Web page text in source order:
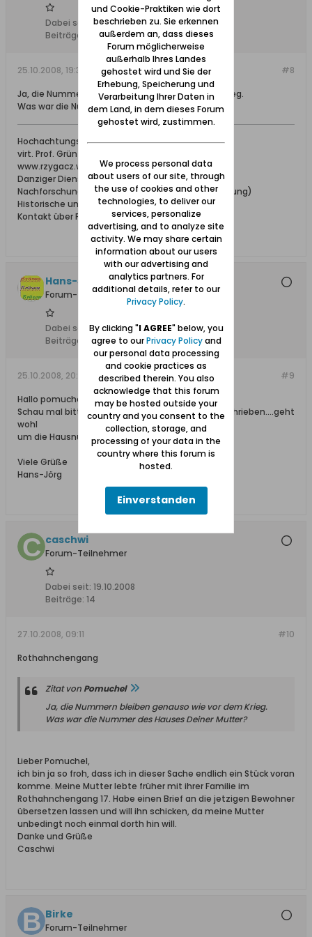
Dabei seit:
12.02.2008
Beiträge:
241
#8
25.10.2008, 19:35
Ja, die Nummern bleiben genauso wie vor dem Krieg.
Was war die Nummer des Hauses Deiner Mutter?
Hochachtungsvoll
virt. Prof. Grün
www.rzygacz.webd.pl/pomuchel/archiv.html -
Danziger Dienstleistungen jeglicher Art
Nachforschungen in Archiven (Danzig und Umgebung)
Historische und heutige Bilder von Danzig
Kontakt über PN
Hans-Joerg +, Ehrenmitglied
Forum-Teilnehmer
Dabei seit:10.02.2008
Beiträge:
5206
#9
25.10.2008, 20:07
Hallo pomuchel
Schau mal bitte unter Schidlitz...da hatte ich geschrieben....geht
wohl
um die Hausnummer 17
Viele Grüße
Hans-Jörg
caschwi
Forum-Teilnehmer
Dabei seit: 19.10.2008
Beiträge: 14
#10
27.10.2008, 09:11
Rothahnchengang
Zitat von Pomuchel
Ja, die Nummern bleiben genauso wie vor dem Krieg.
Was war die Nummer des Hauses Deiner Mutter?
Lieber Pomuchel,
ich bin ja so froh, dass ich in dieser Sache endlich ein Stück voran
komme. Meine Mutter lebte früher mit ihrer Familie im
Rothahnchengang 17. Habe einen Brief an die jetzigen Bewohner
übersetzen lassen und will ihn schicken, da meine Mutter
unbedingt noch einmal dorth hin will.
Danke und Grüße
Caschwi
Birke
Forum-Teilnehmer
und Cookie-Praktiken wie dort
beschrieben zu. Sie erkennen
außerdem an, dass dieses
Forum möglicherweise
außerhalb Ihres Landes
gehostet wird und Sie der
Erhebung, Speicherung und
Verarbeitung Ihrer Daten in
dem Land, in dem dieses Forum
gehostet wird, zustimmen.
We process personal data
about users of our site, through
the use of cookies and other
technologies, to deliver our
services, personalize
advertising, and to analyze site
activity. We may share certain
information about our users
with our advertising and
analytics partners. For
additional details, refer to our
Privacy Policy.
By clicking "I AGREE" below, you
agree to ourPrivacy Policyand
our personal data processing
and cookie practices as
described therein. You also
acknowledge that this forum
may be hosted outside your
country and you consent to the
collection, storage, and
processing of your data in the
country where this forum is
hosted.
Einverstanden